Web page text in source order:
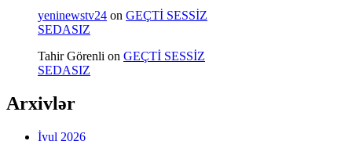
yeninewstv24 on GEÇTİ SESSİZ
SEDASIZ
Tahir Görenli on GEÇTİ SESSİZ
SEDASIZ
Arxivlər
İyul 2026